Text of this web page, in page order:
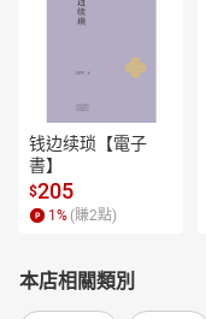
钱边续琐【電子
書】
$205
1 % (賺2點)
本店相關類別